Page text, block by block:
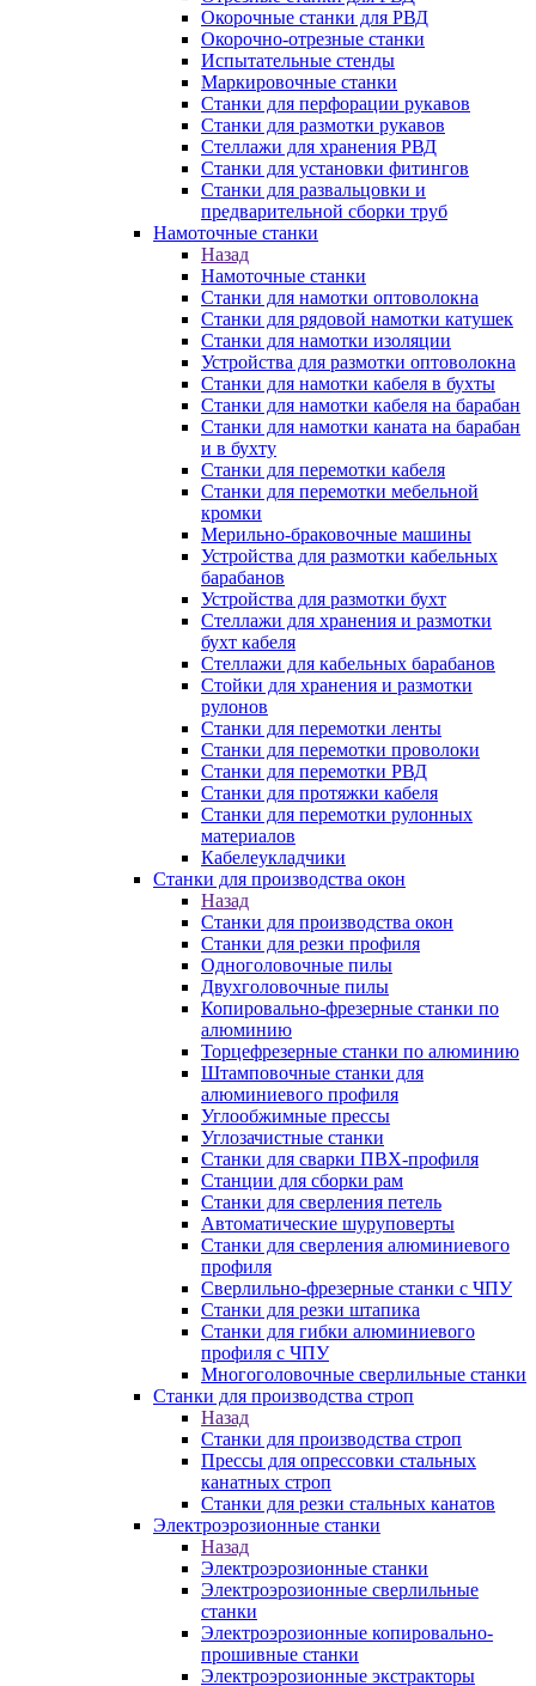
Окорочные станки для РВД
Окорочно-отрезные станки
Испытательные стенды
Маркировочные станки
Станки для перфорации рукавов
Станки для размотки рукавов
Стеллажи для хранения РВД
Станки для установки фитингов
Станки для развальцовки и
предварительной сборки труб
Намоточные станки
Назад
Намоточные станки
Станки для намотки оптоволокна
Станки для рядовой намотки катушек
Станки для намотки изоляции
Устройства для размотки оптоволокна
Станки для намотки кабеля в бухты
Станки для намотки кабеля на барабан
Станки для намотки каната на барабан
и в бухту
Станки для перемотки кабеля
Станки для перемотки мебельной
кромки
Мерильно-браковочные машины
Устройства для размотки кабельных
барабанов
Устройства для размотки бухт
Стеллажи для хранения и размотки
бухт кабеля
Стеллажи для кабельных барабанов
Стойки для хранения и размотки
рулонов
Станки для перемотки ленты
Станки для перемотки проволоки
Станки для перемотки РВД
Станки для протяжки кабеля
Станки для перемотки рулонных
материалов
Кабелеукладчики
Станки для производства окон
Назад
Станки для производства окон
Станки для резки профиля
Одноголовочные пилы
Двухголовочные пилы
Копировально-фрезерные станки по
алюминию
Торцефрезерные станки по алюминию
Штамповочные станки для
алюминиевого профиля
Углообжимные прессы
Углозачистные станки
Станки для сварки ПВХ-профиля
Станции для сборки рам
Станки для сверления петель
Автоматические шуруповерты
Станки для сверления алюминиевого
профиля
Сверлильно-фрезерные станки с ЧПУ
Станки для резки штапика
Станки для гибки алюминиевого
профиля с ЧПУ
Многоголовочные сверлильные станки
Станки для производства строп
Назад
Станки для производства строп
Прессы для опрессовки стальных
канатных строп
Станки для резки стальных канатов
Электроэрозионные станки
Назад
Электроэрозионные станки
Электроэрозионные сверлильные
станки
Электроэрозионные копировально-
прошивные станки
Электроэрозионные экстракторы